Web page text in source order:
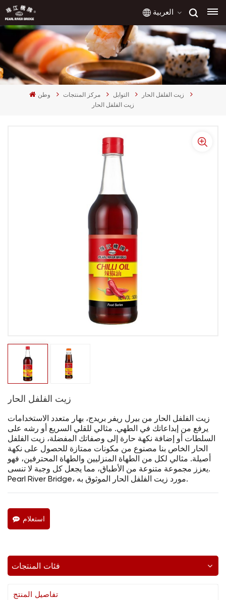
العربية
English
français
русский
العربية
وطن مركز المنتجات التوابل
زيت الفلفل الحار
زيت الفلفل الحار
زيت الفلفل الحار
زيت الفلفل الحار من بيرل ريفر بريدج، بهار متعدد الاستخدامات
يرفع من إبداعاتك في الطهي. مثالي للقلي السريع أو رشه على
السلطات أو إضافة نكهة حارة إلى وصفاتك المفضلة، زيت الفلفل
الحار الخاص بنا مصنوع من مكونات ممتازة للحصول على نكهة
أصيلة. مثالي لكل من الطهاة المنزليين والطهاة المحترفين، فهو
يعزز مجموعة متنوعة من الأطباق، مما يجعل كل وجبة لا تنسى.
Pearl River Bridge، مورد زيت الفلفل الحار الموثوق به.
استعلام
فئات المنتجات
تفاصيل المنتج